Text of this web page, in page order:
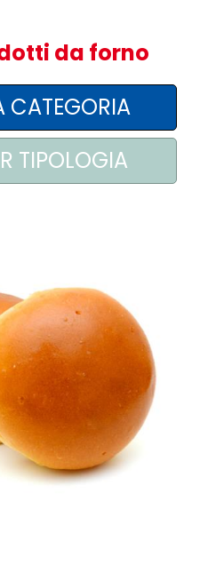
da forno